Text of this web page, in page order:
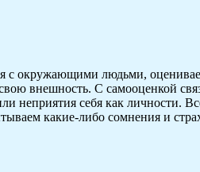
с окружающими людьми,
внешность. С самооценкой
неприятия себя как личности.
какие-либо сомнения и